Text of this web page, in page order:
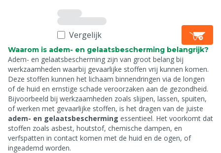
Vergelijk
Waarom is adem- en gelaatsbescherming belangrijk?
Adem- en gelaatsbescherming zijn van groot belang bij
werkzaamheden waarbij gevaarlijke stoffen vrij kunnen komen.
Deze stoffen kunnen het lichaam binnendringen via de longen
of de huid en ernstige schade veroorzaken aan de gezondheid.
Bijvoorbeeld bij werkzaamheden zoals slijpen, lassen, spuiten,
of werken met gevaarlijke stoffen, is het dragen van de juiste
adem- en gelaatsbescherming essentieel. Het voorkomt dat
stoffen zoals asbest, houtstof, chemische dampen, en
verfspatten in contact komen met de huid en de ogen, of
ingeademd worden.